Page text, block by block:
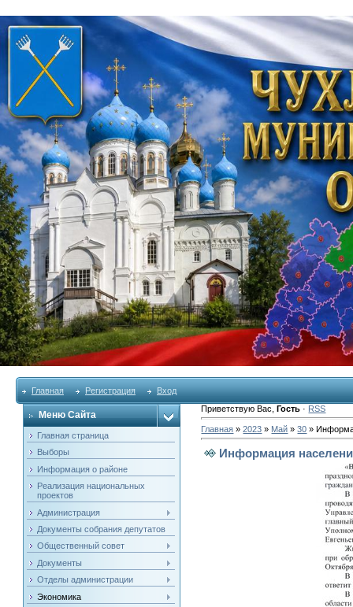
Главная Регистрация Вход
Меню Сайта
Главная страница
Выборы
Информация о районе
Реализация национальных
проектов
Администрация
Документы собрания депутатов
Общественный совет
Документы
Отделы администрации
Экономика
Приветствую Вас ,Гость · RSS
Главная »2023 » Май » 30 »
Информация